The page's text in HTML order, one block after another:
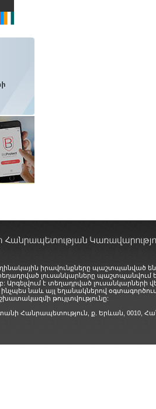
իրավունքները պաշտպանված
տեղադրված լուսանկարները
Արգելվում է տեղադրված
նաև այլ եղանակներով
թույլտվությունը:
Հանրապետություն, ք. Երևան, 0010,